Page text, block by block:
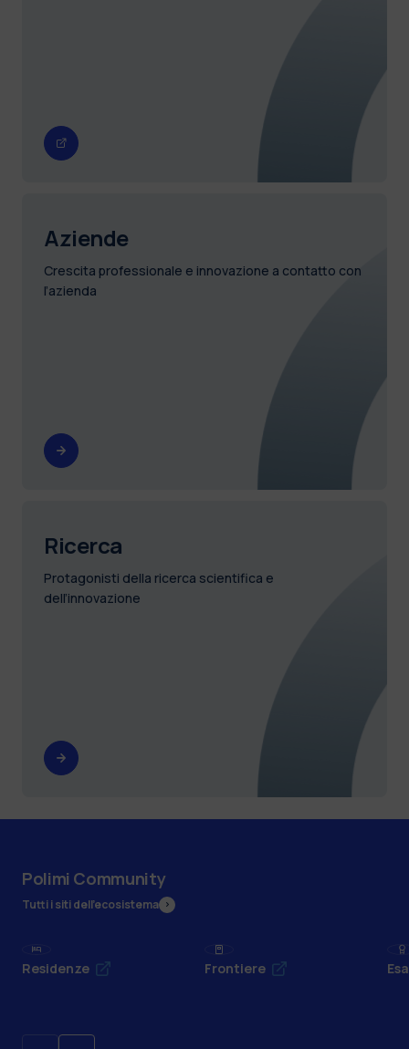
Aziende
Crescita professionale e innovazione a contatto con
l’azienda
Ricerca
Protagonisti della ricerca scientifica e
dell’innovazione
Polimi Community
Tutti i siti dell’ecosistema
Residenze Frontiere